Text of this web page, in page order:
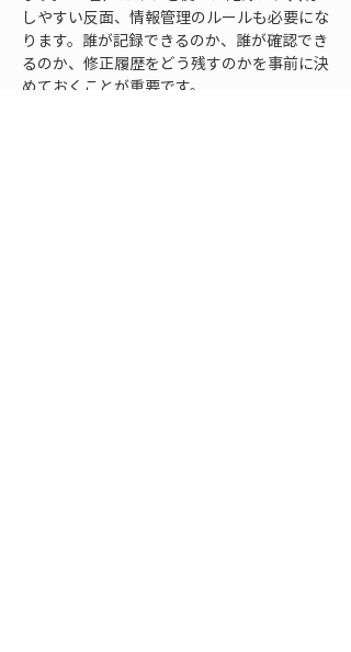
しやすい反面、情報管理のルールも必要にな
ります。誰が記録できるのか、誰が確認でき
るのか、修正履歴をどう残すのかを事前に決
めておくことが重要です。